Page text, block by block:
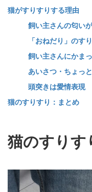
猫がすりすりする理由
飼い主さんの匂い
「おねだり」のす
飼い主さんにかま
あいさつ・ちょっ
頭突きは愛情表現
猫のすりすり：まとめ
猫のすりす